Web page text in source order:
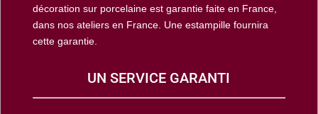
décoration sur porcelaine est garantie faite en France,
dans nos ateliers en France. Une estampille fournira
cette garantie.
UN SERVICE GARANTI